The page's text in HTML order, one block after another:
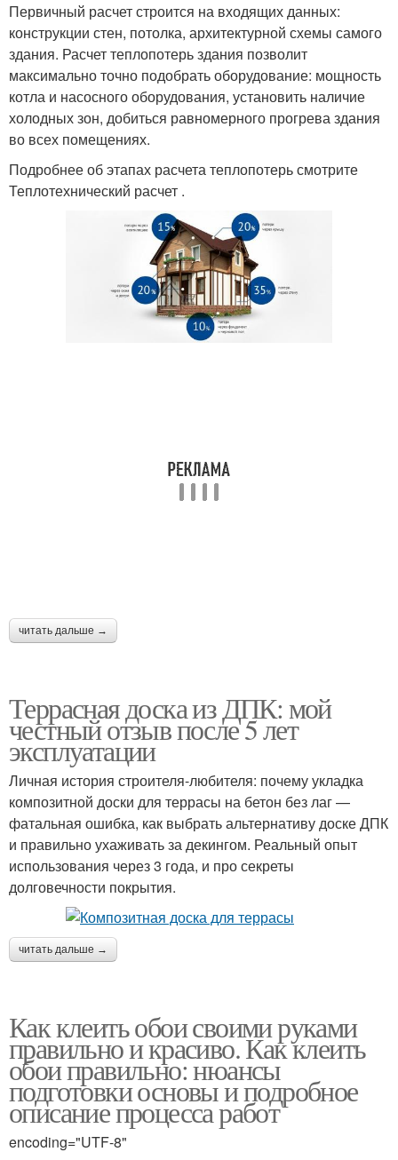
Первичный расчет строится на входящих данных:
конструкции стен, потолка, архитектурной схемы самого
здания. Расчет теплопотерь здания позволит
максимально точно подобрать оборудование: мощность
котла и насосного оборудования, установить наличие
холодных зон, добиться равномерного прогрева здания
во всех помещениях.
Подробнее об этапах расчета теплопотерь смотрите
Теплотехнический расчет .
читать дальше →
Террасная доска из ДПК: мой
честный отзыв после 5 лет
эксплуатации
Личная история строителя-любителя: почему укладка
композитной доски для террасы на бетон без лаг —
фатальная ошибка, как выбрать альтернативу доске ДПК
и правильно ухаживать за декингом. Реальный опыт
использования через 3 года, и про секреты
долговечности покрытия.
читать дальше →
Как клеить обои своими руками
правильно и красиво. Как клеить
обои правильно: нюансы
подготовки основы и подробное
описание процесса работ
encoding="UTF-8"